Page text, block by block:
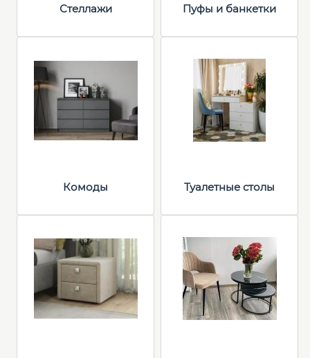
Стеллажи Пуфы и банкетки
Комоды Туалетные столы